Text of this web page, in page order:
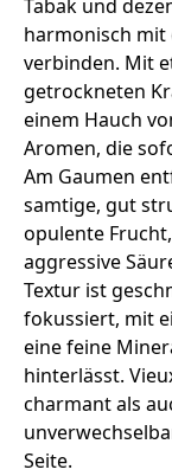
Tabak und
harmonisch mit
verbinden. Mit
getrockneten
einem Hauch
Aromen, die
Am Gaumen
samtige, gut
opulente
aggressive
Textur ist
fokussiert, mit
eine feine
hinterlässt.
charmant als
Seite.